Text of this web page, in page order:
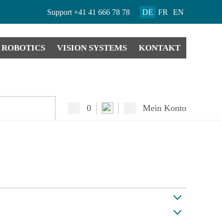
Support +41 41 666 78 78 DE FR EN
ROBOTICS VISION SYSTEMS KONTAKT
0
Mein Konto